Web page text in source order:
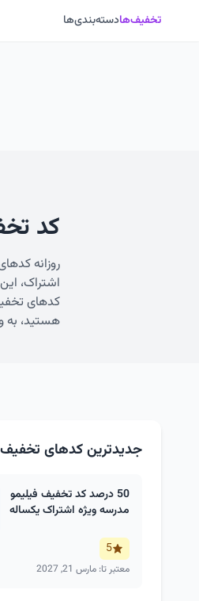
تخفیف‌هادسته‌بندی‌ها
کد
روزانه
اشتراک،
کدهای
هستید، به
جدیدترین کدهای تخفیف
50 درصد کد تخفیف فیلیمو
مدرسه ویژه اشتراک یکساله
5
معتبر تا: مارس 21, 2027